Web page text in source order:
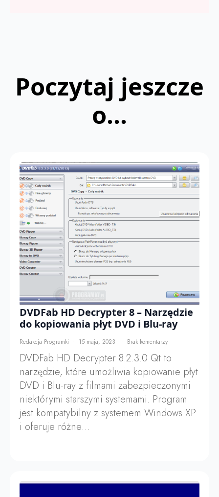
Poczytaj jeszcze
o...
DVDFab HD Decrypter 8 – Narzędzie
do kopiowania płyt DVD i Blu-ray
Redakcja Programki 15 maja, 2023 Brak komentarzy
DVDFab HD Decrypter 8.2.3.0 Qt to
narzędzie, które umożliwia kopiowanie płyt
DVD i Blu-ray z filmami zabezpieczonymi
niektórymi starszymi systemami. Program
jest kompatybilny z systemem Windows XP
i oferuje różne…